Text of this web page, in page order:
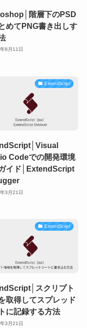
階層下のPSD
めてPNG書き出しす
8月11日
ExtendScript
Codeでの開発環境
イド│ExtendScript
3月21日
ExtendScript
スクリプト
取得してスプレッド
に記録する方法
3月21日